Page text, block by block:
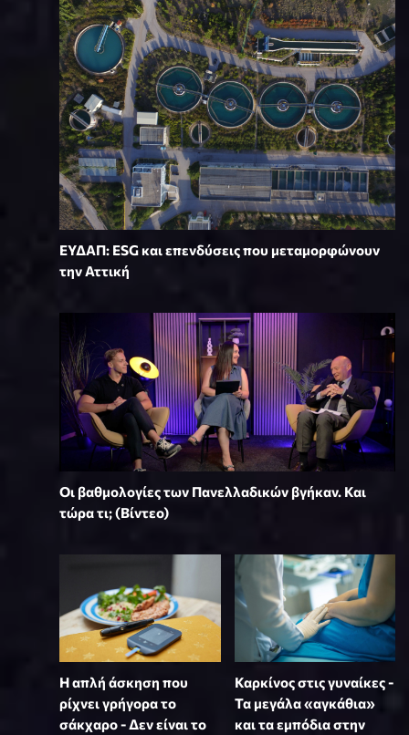
ΕΥΔΑΠ: ESG και επενδύσεις που μεταμορφώνουν
την Αττική
Οι βαθμολογίες των Πανελλαδικών βγήκαν. Και
τώρα τι; (Βίντεο)
Η απλή άσκηση που
ρίχνει γρήγορα το
σάκχαρο - Δεν είναι το
Καρκίνος στις γυναίκες -
Τα μεγάλα «αγκάθια»
και τα εμπόδια στην